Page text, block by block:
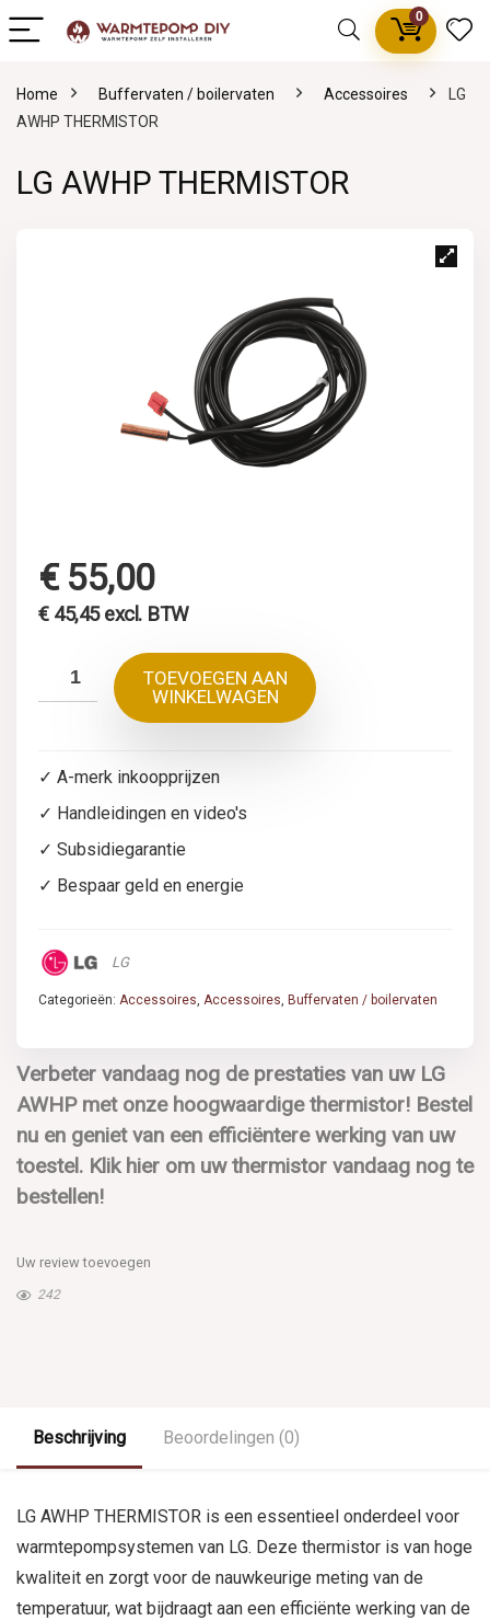
0
Home Buffervaten / boilervaten Accessoires
LG
AWHP THERMISTOR
LG AWHP THERMISTOR
€55,00
€45,45 excl. BTW
TOEVOEGEN AAN
WINKELWAGEN
✓ A-merk inkoopprijzen
✓ Handleidingen en video's
✓ Subsidiegarantie
✓ Bespaar geld en energie
LG
Categorieën: Accessoires, Accessoires, Buffervaten / boilervaten
Verbeter vandaag nog de prestaties van uw LG
AWHP met onze hoogwaardige thermistor! Bestel
nu en geniet van een efficiëntere werking van uw
toestel. Klik hier om uw thermistor vandaag nog te
bestellen!
Uw review toevoegen
242
Beschrijving Beoordelingen (0)
LG AWHP THERMISTOR is een essentieel onderdeel voor
warmtepompsystemen van LG. Deze thermistor is van hoge
kwaliteit en zorgt voor de nauwkeurige meting van de
temperatuur, wat bijdraagt aan een efficiënte werking van de